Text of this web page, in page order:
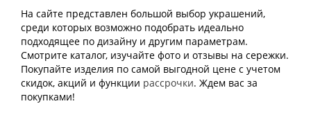
На сайте представлен большой выбор украшений,
среди которых возможно подобрать идеально
подходящее по дизайну и другим параметрам.
Смотрите каталог, изучайте фото и отзывы на сережки.
Покупайте изделия по самой выгодной цене с учетом
скидок, акций и функции рассрочки. Ждем вас за
покупками!